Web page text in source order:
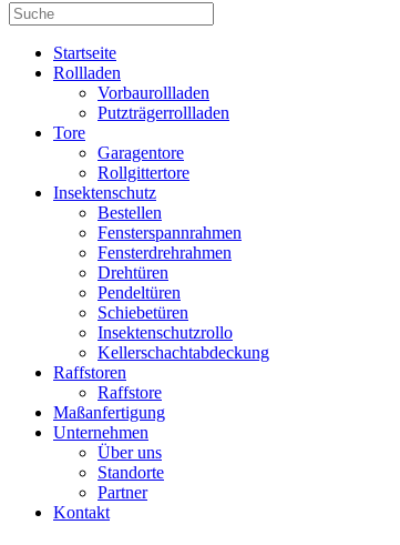
Startseite
Rollladen
Vorbaurollladen
Putzträgerrollladen
Tore
Garagentore
Rollgittertore
Insektenschutz
Bestellen
Fensterspannrahmen
Fensterdrehrahmen
Drehtüren
Pendeltüren
Schiebetüren
Insektenschutzrollo
Kellerschachtabdeckung
Raffstoren
Raffstore
Maßanfertigung
Unternehmen
Über uns
Standorte
Partner
Kontakt